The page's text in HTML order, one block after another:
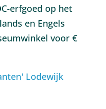
erfgoed op het
en Engels
voor €